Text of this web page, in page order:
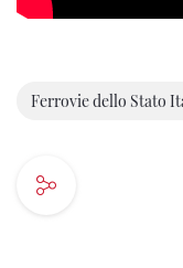
Ferrovie dello Stato